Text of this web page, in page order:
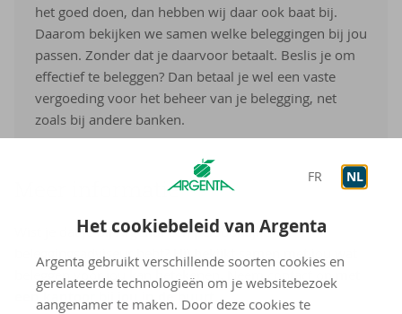
FR NL
Het cookiebeleid van Argenta
Argenta gebruikt verschillende soorten cookies en
gerelateerde technologieën om je websitebezoek
aangenamer te maken. Door deze cookies te
het goed doen, dan hebben wij daar ook baat bij.
Daarom bekijken we samen welke beleggingen bij jou
passen. Zonder dat je daarvoor betaalt. Beslis je om
effectief te beleggen? Dan betaal je wel een vaste
vergoeding voor het beheer van je belegging, net
zoals bij andere banken.
Meer in­for­ma­tie
Wist je dat je bij Argenta een persoonlijke
beleggingsadviseur hebt? Hij bekijkt samen met jou wat
beleggen voor jou kan betekenen. Neem contact op met
een kantoor bij jou in de buurt